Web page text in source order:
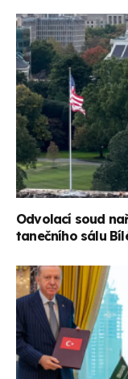
Odvolací soud
tanečního sálu